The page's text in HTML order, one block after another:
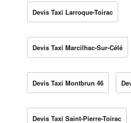
Devis Taxi Larroque-Toirac
Devis Taxi Marcilhac-Sur-Célé
Devis Taxi Montbrun 46
Devis Taxi Saint-Pierre-Toirac